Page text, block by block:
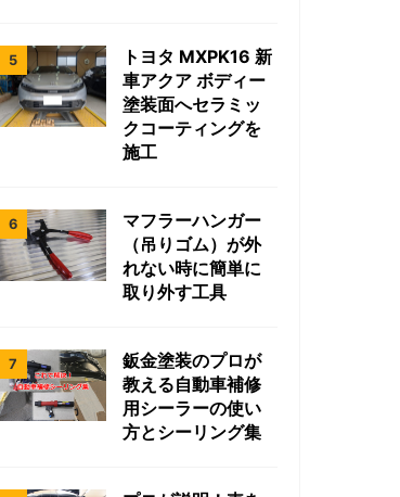
トヨタ MXPK16 新
車アクア ボディー
塗装面へセラミッ
クコーティングを
施工
マフラーハンガー
（吊りゴム）が外
れない時に簡単に
取り外す工具
鈑金塗装のプロが
教える自動車補修
用シーラーの使い
方とシーリング集